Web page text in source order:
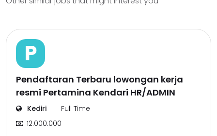
P
Pendaftaran Terbaru lowongan kerja
resmi Pertamina Kendari HR/ADMIN
Kediri
Full Time
12.000.000